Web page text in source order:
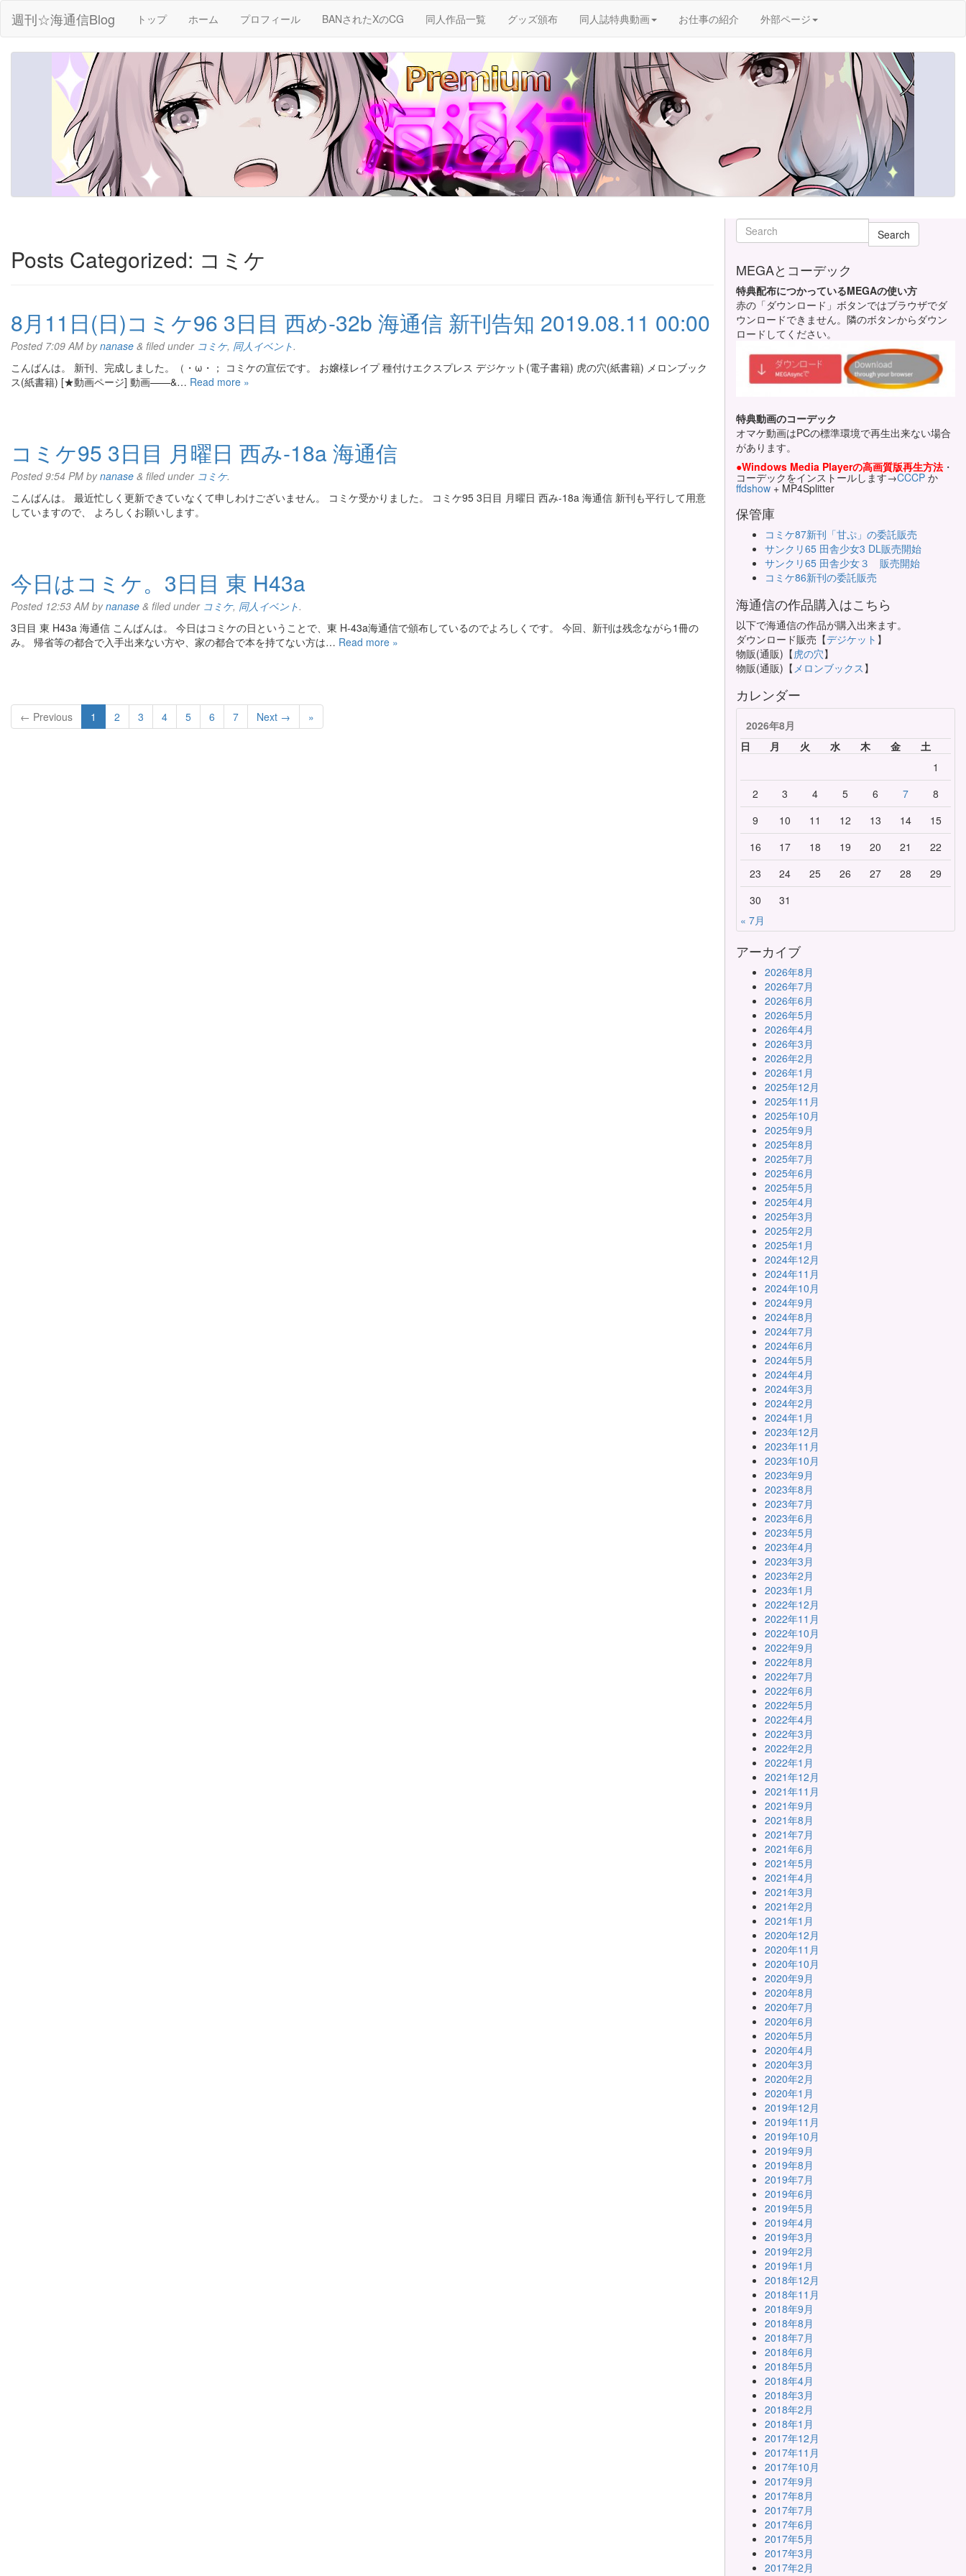
週刊☆海通信Blog トップ ホーム プロフィール BANされたXのCG 同人作品一覧 グッズ頒布 同人誌特典動画 お仕事の紹介 外部ページ
Posts Categorized: コミケ
8月11日(日)コミケ96 3日目 西め-32b 海通信 新刊告知 2019.08.11 00:00
Posted 7:09 AM bynanase & filed under コミケ, 同人イベント.
こんばんは。 新刊、完成しました。（・ω・； コミケの宣伝です。 お嬢様レイプ 種付けエクスプレス デジケット(電子書籍) 虎の穴(紙書籍) メロンブック
ス(紙書籍) [★動画ページ] 動画——&… Read more »
コミケ95 3日目 月曜日 西み-18a 海通信
Posted9:54 PM bynanase & filed under コミケ.
こんばんは。 最近忙しく更新できていなくて申しわけございません。 コミケ受かりました。 コミケ95 3日目 月曜日 西み-18a 海通信 新刊も平行して用意
していますので、 よろしくお願いします。
今日はコミケ。3日目 東 H43a
Posted 12:53 AM bynanase & filed under コミケ, 同人イベント.
3日目 東 H43a 海通信 こんばんは。 今日はコミケの日ということで、東 H-43a海通信で頒布しているのでよろしくです。 今回、新刊は残念ながら1冊の
み。 帰省等の都合で入手出来ない方や、家の都合で本を持てない方は… Read more »
← Previous 1 2 3 4 5 6 7 Next → »
Search
MEGAとコーデック
特典配布につかっているMEGAの使い方
赤の「ダウンロード」ボタンではブラウザでダ
ウンロードできません。隣のボタンからダウン
ロードしてください。
特典動画のコーデック
オマケ動画はPCの標準環境で再生出来ない場合
があります。
●Windows Media Playerの高画質版再生方法 ・
コーデックをインストールします→CCCP か
ffdshow + MP4Splitter
保管庫
コミケ87新刊「甘ぷ」の委託販売
サンクリ65 田舎少女3 DL販売開始
サンクリ65 田舎少女３ 販売開始
コミケ86新刊の委託販売
海通信の作品購入はこちら
以下で海通信の作品が購入出来ます。
ダウンロード販売【デジケット 】
物販(通販)【虎の穴】
物販(通販)【 メロンブックス 】
カレンダー
2026年8月
日
月 火 水 木 金
土
1
2
3 4 5 6 7
8
9
10 11 12 13 14
15
16
17 18 19 20 21
22
23
24 25 26 27 28
29
30
31
« 7月
アーカイブ
2026年8月
2026年7月
2026年6月
2026年5月
2026年4月
2026年3月
2026年2月
2026年1月
2025年12月
2025年11月
2025年10月
2025年9月
2025年8月
2025年7月
2025年6月
2025年5月
2025年4月
2025年3月
2025年2月
2025年1月
2024年12月
2024年11月
2024年10月
2024年9月
2024年8月
2024年7月
2024年6月
2024年5月
2024年4月
2024年3月
2024年2月
2024年1月
2023年12月
2023年11月
2023年10月
2023年9月
2023年8月
2023年7月
2023年6月
2023年5月
2023年4月
2023年3月
2023年2月
2023年1月
2022年12月
2022年11月
2022年10月
2022年9月
2022年8月
2022年7月
2022年6月
2022年5月
2022年4月
2022年3月
2022年2月
2022年1月
2021年12月
2021年11月
2021年9月
2021年8月
2021年7月
2021年6月
2021年5月
2021年4月
2021年3月
2021年2月
2021年1月
2020年12月
2020年11月
2020年10月
2020年9月
2020年8月
2020年7月
2020年6月
2020年5月
2020年4月
2020年3月
2020年2月
2020年1月
2019年12月
2019年11月
2019年10月
2019年9月
2019年8月
2019年7月
2019年6月
2019年5月
2019年4月
2019年3月
2019年2月
2019年1月
2018年12月
2018年11月
2018年9月
2018年8月
2018年7月
2018年6月
2018年5月
2018年4月
2018年3月
2018年2月
2018年1月
2017年12月
2017年11月
2017年10月
2017年9月
2017年8月
2017年7月
2017年6月
2017年5月
2017年3月
2017年2月